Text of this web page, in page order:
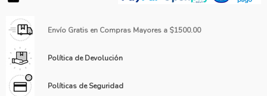
Envío Gratis en Compras Mayores a $1500.00
Política de Devolución
Políticas de Seguridad